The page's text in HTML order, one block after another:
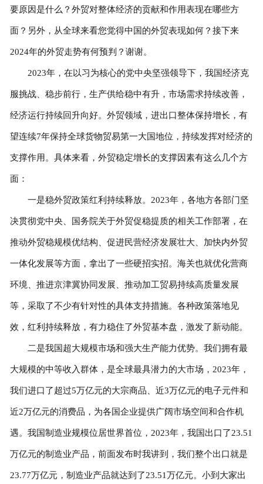
要原因是什么？外贸对整体经济的贡献和作用表现在哪些方
面？另外，从全球来看您觉得中国的外贸表现如何？接下来
2024年的外贸走势有何预判？谢谢。
2023年，在以习为核心的党中央坚强领导下，我国经济克
服挑战、稳步前行，生产供给稳中有升，市场需求持续改善，
经济运行持续回升向好。外贸领域，进出口整体保持增长，有
望连续7年保持全球货物贸易第一大国地位，持续发挥对经济的
支撑作用。具体来看，外贸稳定增长的支撑因素有这么几个方
面：
一是稳外贸政策红利持续释放。2023年，各地方各部门坚
决贯彻党中央、国务院关于外贸促稳提质的相关工作部署，在
推动外贸稳规模优结构、促进民营经济发展壮大、加快内外贸
一体化发展等方面，拿出了一些硬招实招。海关也就优化营商
环境、推进京津冀协同发展、推动加工贸易持续高质量发展
等，采取了不少有针对性的具体支持措施。各种政策落地见
效，红利持续释放，有力稳住了外贸基本盘，激发了新动能。
二是我国超大规模市场和强大生产能力优势。我们拥有最
大规模的中等收入群体，是全球最具潜力的大市场，2023年，
我们进口了超过5万亿元的大宗商品、近3万亿元的电子元件和
近2万亿元的消费品，为各国企业提供广阔市场空间和合作机
遇。我国制造业规模位居世界首位，2023年，我国出口了23.51
万亿元的制造业产品，前面发布时我讲到，我们整个出口就是
23.77万亿元，制造业产品就达到了23.51万亿元。小到大家出